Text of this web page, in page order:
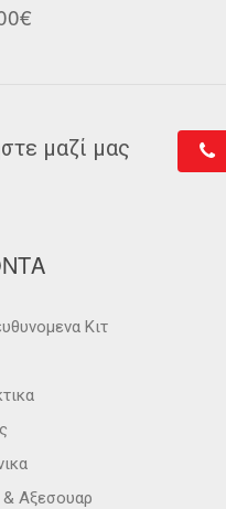
μαζί μας
Κιτ
& Αξεσουαρ